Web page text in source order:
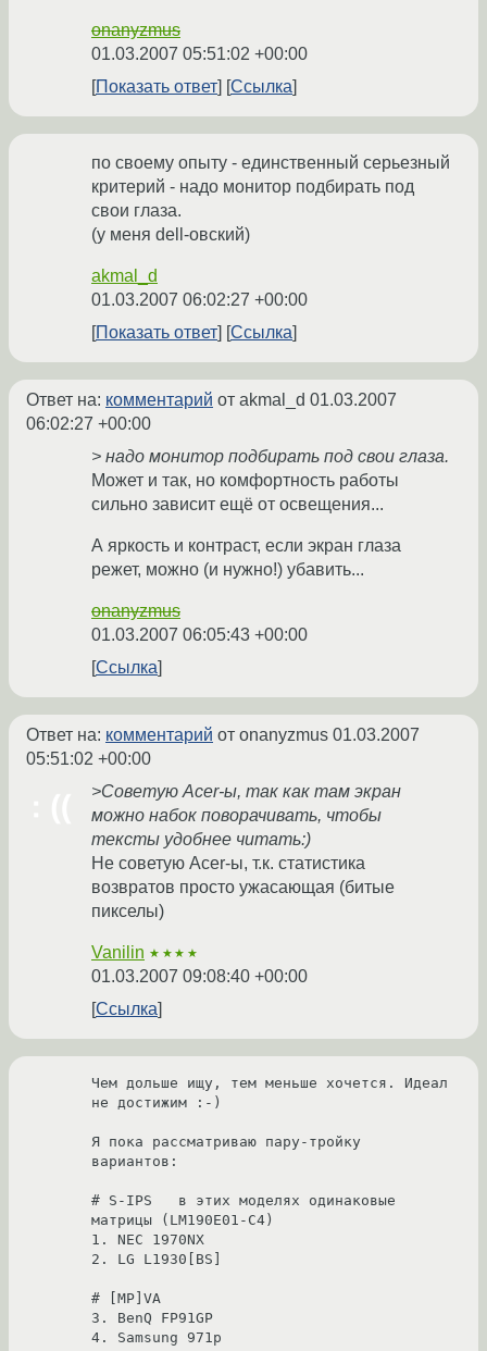
onanyzmus
01.03.2007 05:51:02 +00:00
Показать ответ
Ссылка
по своему опыту - единственный серьезный
критерий - надо монитор подбирать под
свои глаза.
(у меня dell-овский)
akmal_d
01.03.2007 06:02:27 +00:00
Показать ответ
Ссылка
Ответ на: комментарий от akmal_d 01.03.2007
06:02:27 +00:00
> надо монитор подбирать под свои глаза.
Может и так, но комфортность работы
сильно зависит ещё от освещения...
А яркость и контраст, если экран глаза
режет, можно (и нужно!) убавить...
onanyzmus
01.03.2007 06:05:43 +00:00
Ссылка
Ответ на: комментарий от onanyzmus 01.03.2007
05:51:02 +00:00
>Советую Acer-ы, так как там экран
можно набок поворачивать, чтобы
тексты удобнее читать:)
Не советую Acer-ы, т.к. статистика
возвратов просто ужасающая (битые
пикселы)
Vanilin ★★★★
01.03.2007 09:08:40 +00:00
Ссылка
Чем дольше ищу, тем меньше хочется. Идеал
не достижим :-)
Я пока рассматриваю пару-тройку
вариантов:
# S-IPS   в этих моделях одинаковые
матрицы (LM190E01-C4)
1. NEC 1970NX
2. LG L1930[BS]
# [MP]VA
3. BenQ FP91GP
4. Samsung 971p